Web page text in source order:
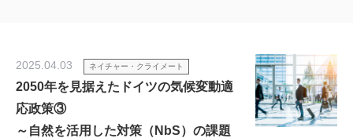
2025.04.03 ネイチャー・クライメート
2050年を見据えたドイツの気候変動適
応政策③
～自然を活用した対策（NbS）の課題